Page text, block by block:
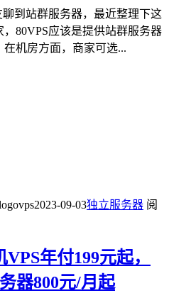
到站群服务器，最近整理下这
80VPS应该是提供站群服务器
机房方面，商家可选...
2023-09-03独立服务器 阅
年付199元起，
器800元/月起